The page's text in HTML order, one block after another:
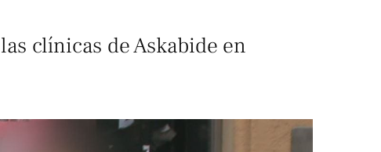
clínicas de Askabide en